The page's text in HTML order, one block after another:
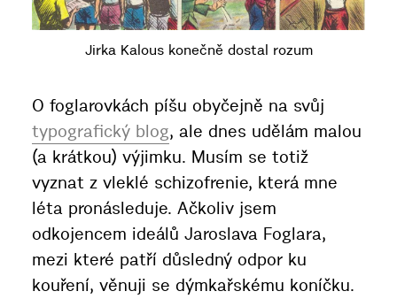
Jirka Kalous konečně dostal rozum
O foglarovkách píšu obyčejně na svůj
typografický blog, ale dnes udělám malou
(a krátkou) výjimku. Musím se totiž
vyznat z vleklé schizofrenie, která mne
léta pronásleduje. Ačkoliv jsem
odkojencem ideálů Jaroslava Foglara,
mezi které patří důsledný odpor ku
kouření, věnuji se dýmkařskému koníčku.